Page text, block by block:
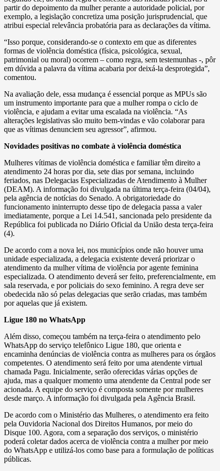
partir do depoimento da mulher perante a autoridade policial, por
exemplo, a legislação concretiza uma posição jurisprudencial, que
atribui especial relevância probatória para as declarações da vítima.
“Isso porque, considerando-se o contexto em que as diferentes
formas de violência doméstica (física, psicológica, sexual,
patrimonial ou moral) ocorrem – como regra, sem testemunhas -, pôr
em dúvida a palavra da vítima acabaria por deixá-la desprotegida”,
comentou.
Na avaliação dele, essa mudança é essencial porque as MPUs são
um instrumento importante para que a mulher rompa o ciclo de
violência, e ajudam a evitar uma escalada na violência. “As
alterações legislativas são muito bem-vindas e vão colaborar para
que as vítimas denunciem seu agressor”, afirmou.
Novidades positivas no combate à violência doméstica
Mulheres vítimas de violência doméstica e familiar têm direito a
atendimento 24 horas por dia, sete dias por semana, incluindo
feriados, nas Delegacias Especializadas de Atendimento à Mulher
(DEAM). A informação foi divulgada na última terça-feira (04/04),
pela agência de notícias do Senado. A obrigatoriedade do
funcionamento ininterrupto desse tipo de delegacia passa a valer
imediatamente, porque a Lei 14.541, sancionada pelo presidente da
República foi publicada no Diário Oficial da União desta terça-feira
(4).
De acordo com a nova lei, nos municípios onde não houver uma
unidade especializada, a delegacia existente deverá priorizar o
atendimento da mulher vítima de violência por agente feminina
especializada. O atendimento deverá ser feito, preferencialmente, em
sala reservada, e por policiais do sexo feminino. A regra deve ser
obedecida não só pelas delegacias que serão criadas, mas também
por aquelas que já existem.
Ligue 180 no WhatsApp
Além disso, começou também na terça-feira o atendimento pelo
WhatsApp do serviço telefônico Ligue 180, que orienta e
encaminha denúncias de violência contra as mulheres para os órgãos
competentes. O atendimento será feito por uma atendente virtual
chamada Pagu. Inicialmente, serão oferecidas várias opções de
ajuda, mas a qualquer momento uma atendente da Central pode ser
acionada. A equipe do serviço é composta somente por mulheres
desde março. A informação foi divulgada pela Agência Brasil.
De acordo com o Ministério das Mulheres, o atendimento era feito
pela Ouvidoria Nacional dos Direitos Humanos, por meio do
Disque 100. Agora, com a separação dos serviços, o ministério
poderá coletar dados acerca de violência contra a mulher por meio
do WhatsApp e utilizá-los como base para a formulação de políticas
públicas.